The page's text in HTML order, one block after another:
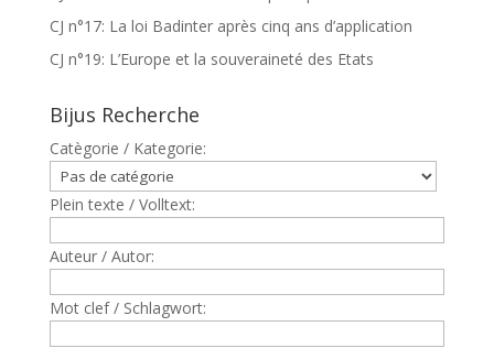
CJ n°17: La loi Badinter après cinq ans d’application
CJ n°19: L’Europe et la souveraineté des Etats
Bijus Recherche
Catègorie / Kategorie:
Plein texte / Volltext:
Auteur / Autor:
Mot clef / Schlagwort: